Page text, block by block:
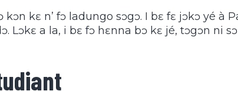
kɛ n’ fɔ ladungo sɔgɔ. I bɛ fɛ jɔkɔ yé à
Lɔkɛ a la, i bɛ fɔ hɛnna bɔ kɛ jé, tɔgɔn ni